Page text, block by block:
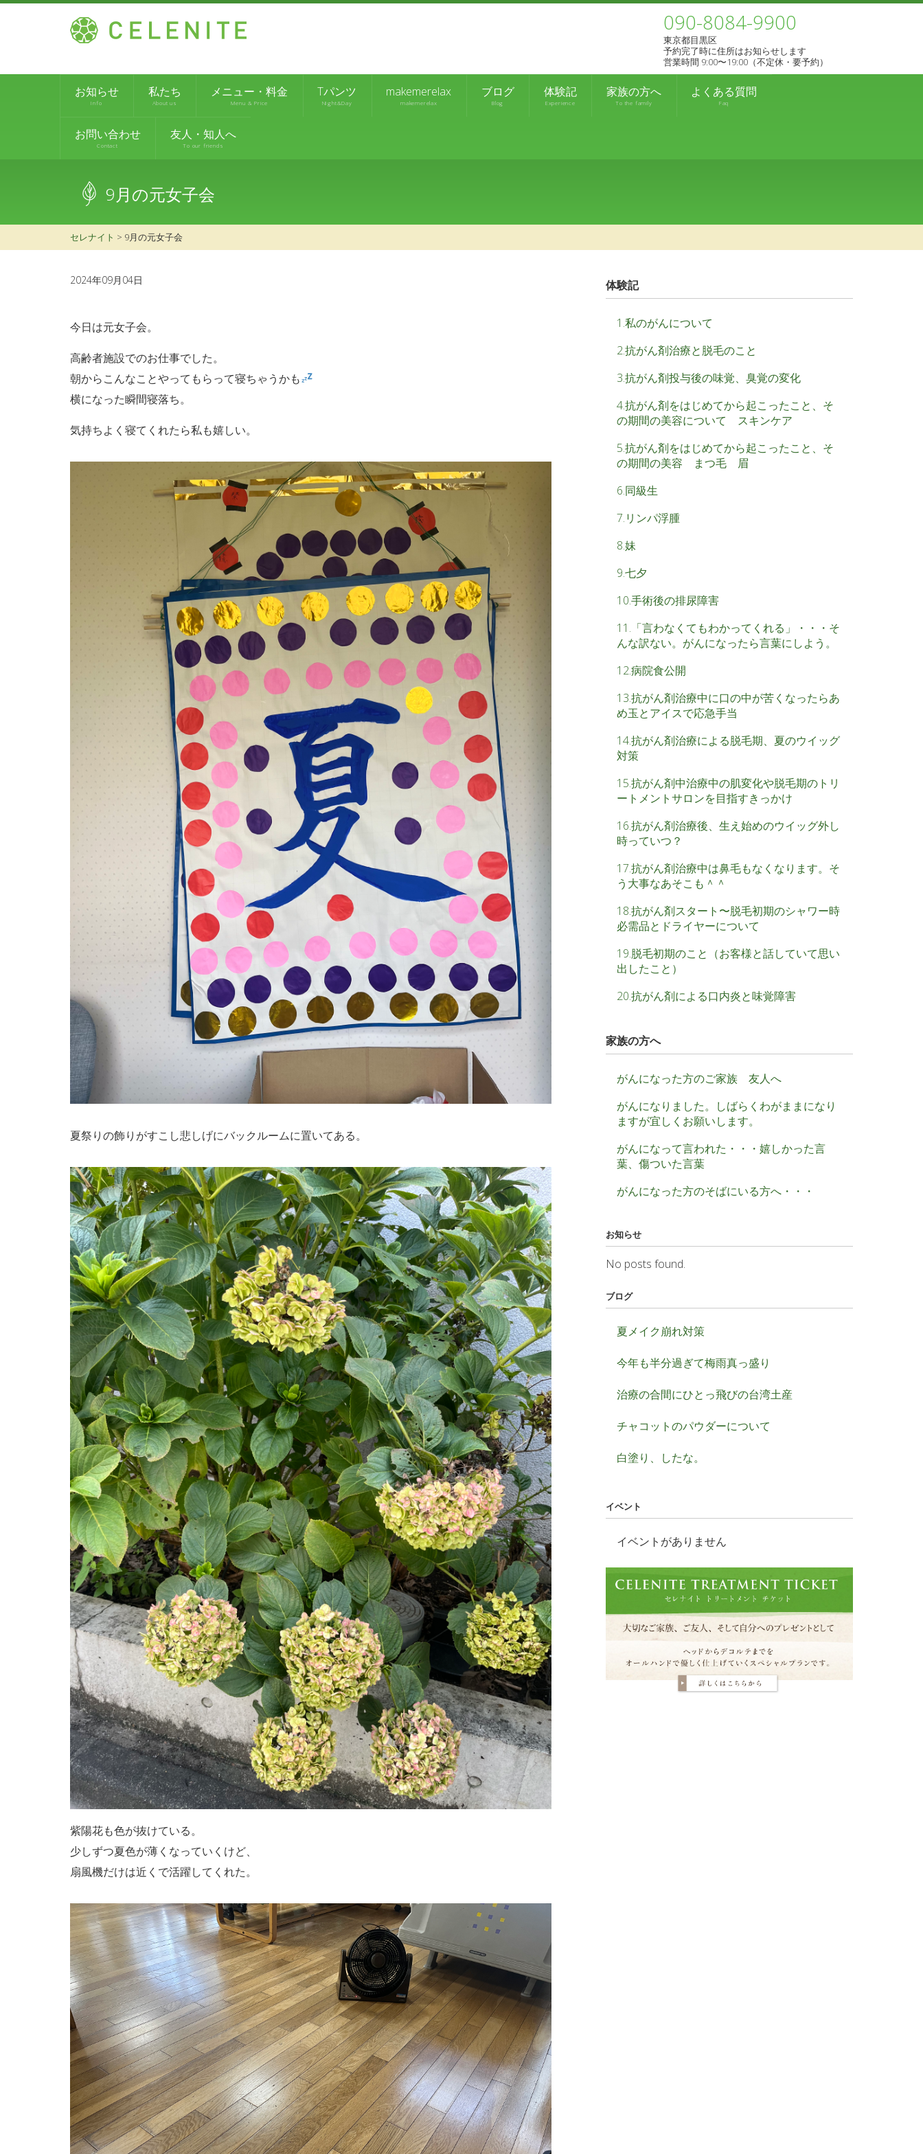
090-8084-9900
東京都目黒区
予約完了時に住所はお知らせします
営業時間 9:00〜19:00（不定休・要予約）
お知らせ
Info
私たち
About us
メニュー・料金
Menu & Price
Tパンツ
NIght&Day
makemerelax
makemerelax
ブログ
Blog
体験記
Experience
家族の方へ
To the family
よくある質問
Faq
お問い合わせ
Contact
友人・知人へ
To our friends
9月の元女子会
セレナイト > 9月の元女子会
2024年09月04日
今日は元女子会。
高齢者施設でのお仕事でした。
朝からこんなことやってもらって寝ちゃうかも
横になった瞬間寝落ち。
気持ちよく寝てくれたら私も嬉しい。
夏祭りの飾りがすこし悲しげにバックルームに置いてある。
紫陽花も色が抜けている。
少しずつ夏色が薄くなっていくけど、
扇風機だけは近くで活躍してくれた。
体験記
1.私のがんについて
2.抗がん剤治療と脱毛のこと
3.抗がん剤投与後の味覚、臭覚の変化
4.抗がん剤をはじめてから起こったこと、そ
の期間の美容について スキンケア
5.抗がん剤をはじめてから起こったこと、そ
の期間の美容 まつ毛 眉
6.同級生
7.リンパ浮腫
8.妹
9.七夕
10.手術後の排尿障害
11.「言わなくてもわかってくれる」・・・そ
んな訳ない。がんになったら言葉にしよう。
12.病院食公開
13.抗がん剤治療中に口の中が苦くなったらあ
め玉とアイスで応急手当
14.抗がん剤治療による脱毛期、夏のウイッグ
対策
15.抗がん剤中治療中の肌変化や脱毛期のトリ
ートメントサロンを目指すきっかけ
16.抗がん剤治療後、生え始めのウイッグ外し
時っていつ？
17.抗がん剤治療中は鼻毛もなくなります。そ
う大事なあそこも＾＾
18.抗がん剤スタート〜脱毛初期のシャワー時
必需品とドライヤーについて
19.脱毛初期のこと（お客様と話していて思い
出したこと）
20.抗がん剤による口内炎と味覚障害
家族の方へ
がんになった方のご家族 友人へ
がんになりました。しばらくわがままになり
ますが宜しくお願いします。
がんになって言われた・・・嬉しかった言
葉、傷ついた言葉
がんになった方のそばにいる方へ・・・
お知らせ
No posts found.
ブログ
夏メイク崩れ対策
今年も半分過ぎて梅雨真っ盛り
治療の合間にひとっ飛びの台湾土産
チャコットのパウダーについて
白塗り、したな。
イベント
イベントがありません